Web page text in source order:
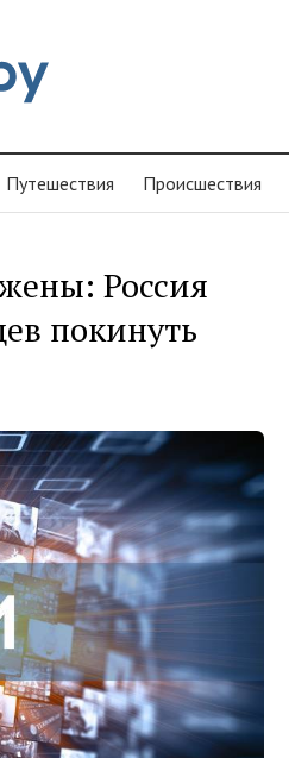
Путешествия Проиcшествия
Россия
покинуть